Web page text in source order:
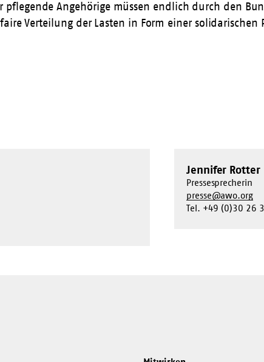
pflegende Angehörige müssen endlich durch den
Verteilung der Lasten in Form einer solidarischen
Jennifer Rotter
Pressesprecherin
presse@awo.org
Tel. +49 (0)30 26